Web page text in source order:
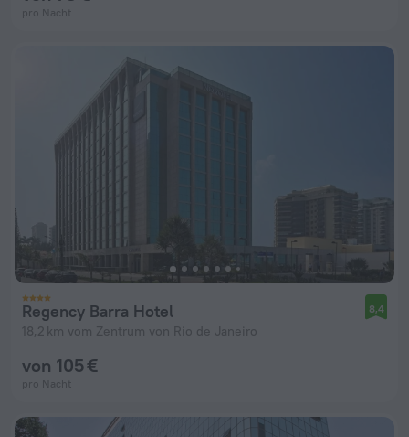
pro Nacht
Regency Barra Hotel
18,2 km vom Zentrum von Rio de Janeiro
8,4
von 105 €
pro Nacht